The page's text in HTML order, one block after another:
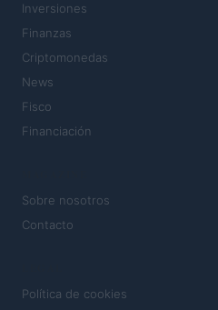
Inversiones
Finanzas
Criptomonedas
News
Fisco
Financiación
Sobre nosotros
Contacto
Política de cookies